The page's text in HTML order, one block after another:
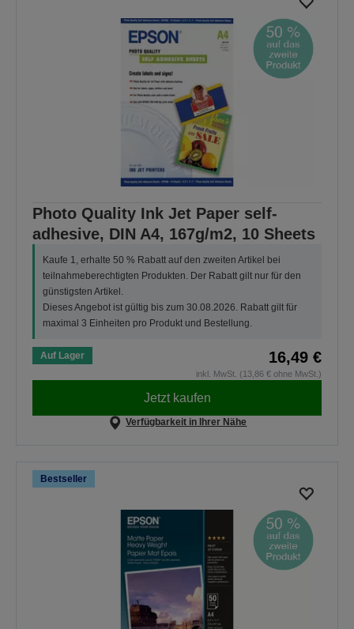
Photo Quality Ink Jet Paper self-
adhesive, DIN A4, 167g/m2, 10 Sheets
Kaufe 1, erhalte 50 % Rabatt auf den zweiten Artikel bei
teilnahmeberechtigten Produkten. Der Rabatt gilt nur für den
günstigsten Artikel.
Dieses Angebot ist gültig bis zum 30.08.2026. Rabatt gilt für
maximal 3 Einheiten pro Produkt und Bestellung.
Auf Lager 16,49 €
inkl. MwSt. (13,86 € ohne MwSt.)
Jetzt kaufen
Verfügbarkeit in Ihrer Nähe
Bestseller